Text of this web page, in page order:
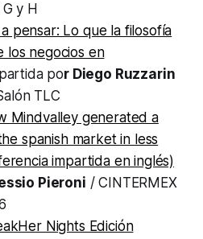
y H
pensar: Lo que la filosofía
los negocios en
por Diego Ruzzarin
TLC
Mindvalley generated a
spanish market in less
impartida en inglés)
Pieroni / CINTERMEX
Nights Edición